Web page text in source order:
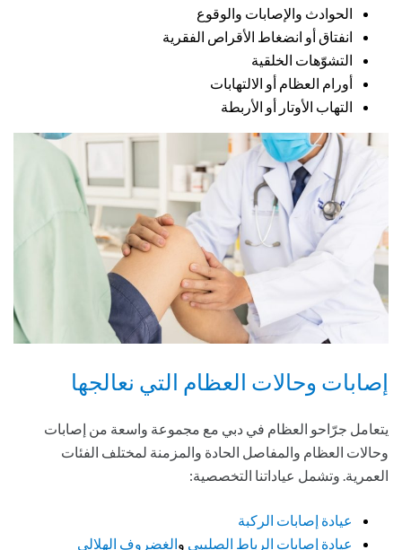
الحوادث والإصابات والوقوع
انفتاق أو انضغاط الأقراص الفقرية
التشوّهات الخلقية
أورام العظام أو الالتهابات
التهاب الأوتار أو الأربطة
إصابات وحالات العظام التي نعالجها
يتعامل جرّاحو العظام في دبي مع مجموعة واسعة من إصابات
وحالات العظام والمفاصل الحادة والمزمنة لمختلف الفئات
العمرية. وتشمل عياداتنا التخصصية:
عيادة إصابات الركبة
عيادة إصابات الرباط الصليبي والغضروف الهلالي